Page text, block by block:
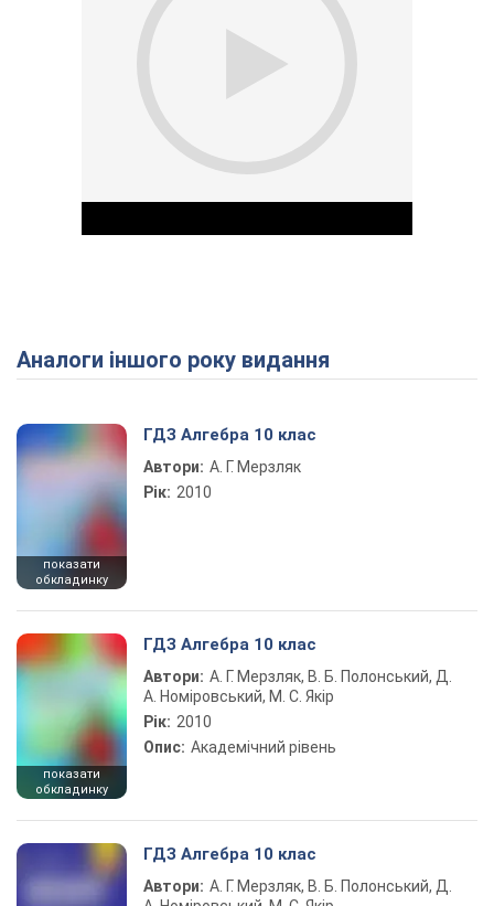
Play Video
Аналоги іншого року видання
показати
обкладинку
ГДЗ Алгебра 10 клас
Автори: А. Г. Мерзляк
Рік: 2010
показати
обкладинку
ГДЗ Алгебра 10 клас
Автори: А. Г. Мерзляк, В. Б. Полонський, Д.
А. Номіровський, М. С. Якір
Рік: 2010
Опис: Академічний рівень
ГДЗ Алгебра 10 клас
Автори: А. Г. Мерзляк, В. Б. Полонський, Д.